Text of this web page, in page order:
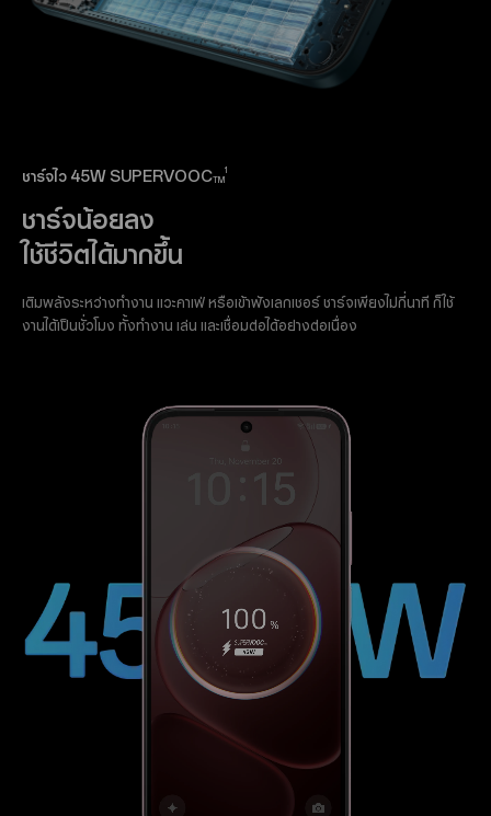
ชาร์จไว 45W SUPERVOOCTM
1
ชาร์จน้อยลง
ใช้ชีวิตได้มากขึ้น
เติมพลังระหว่างทำงาน แวะคาเฟ่ หรือเข้าฟังเลกเชอร์ ชาร์จเพียงไม่กี่นาที ก็ใช้
งานได้เป็นชั่วโมง ทั้งทำงาน เล่น และเชื่อมต่อได้อย่างต่อเนื่อง